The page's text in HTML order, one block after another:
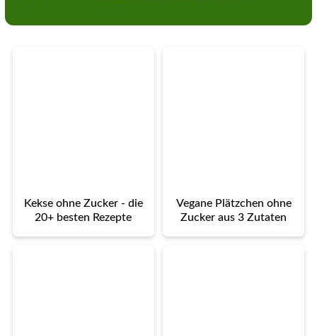
Kekse ohne Zucker - die
20+ besten Rezepte
Vegane Plätzchen ohne
Zucker aus 3 Zutaten